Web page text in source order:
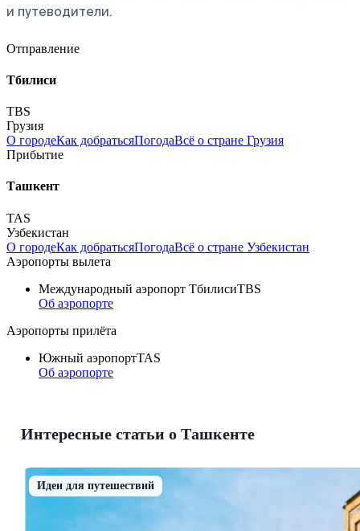
и путеводители.
Отправление
Тбилиси
TBS
Грузия
О городеКак добратьсяПогодаВсё о стране Грузия
Прибытие
Ташкент
TAS
Узбекистан
О городеКак добратьсяПогодаВсё о стране Узбекистан
Аэропорты вылета
Международный аэропорт ТбилисиTBS
Об аэропорте
Аэропорты прилёта
Южный аэропортTAS
Об аэропорте
Интересные статьи о Ташкенте
Идеи для путешествий